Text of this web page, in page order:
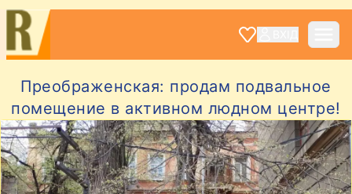
Преображенская: продам подвальное
помещение в активном людном центре!